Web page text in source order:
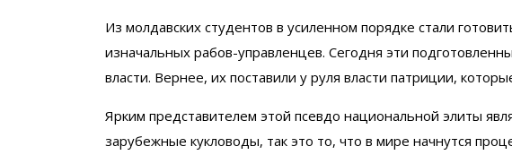
Из молдавских студентов в усиленном порядке стали
изначальных рабов-управленцев. Сегодня эти
власти. Вернее, их поставили у руля власти патриции,
Ярким представителем этой псевдо национальной элиты
зарубежные кукловоды, так это то, что в мире начнутся